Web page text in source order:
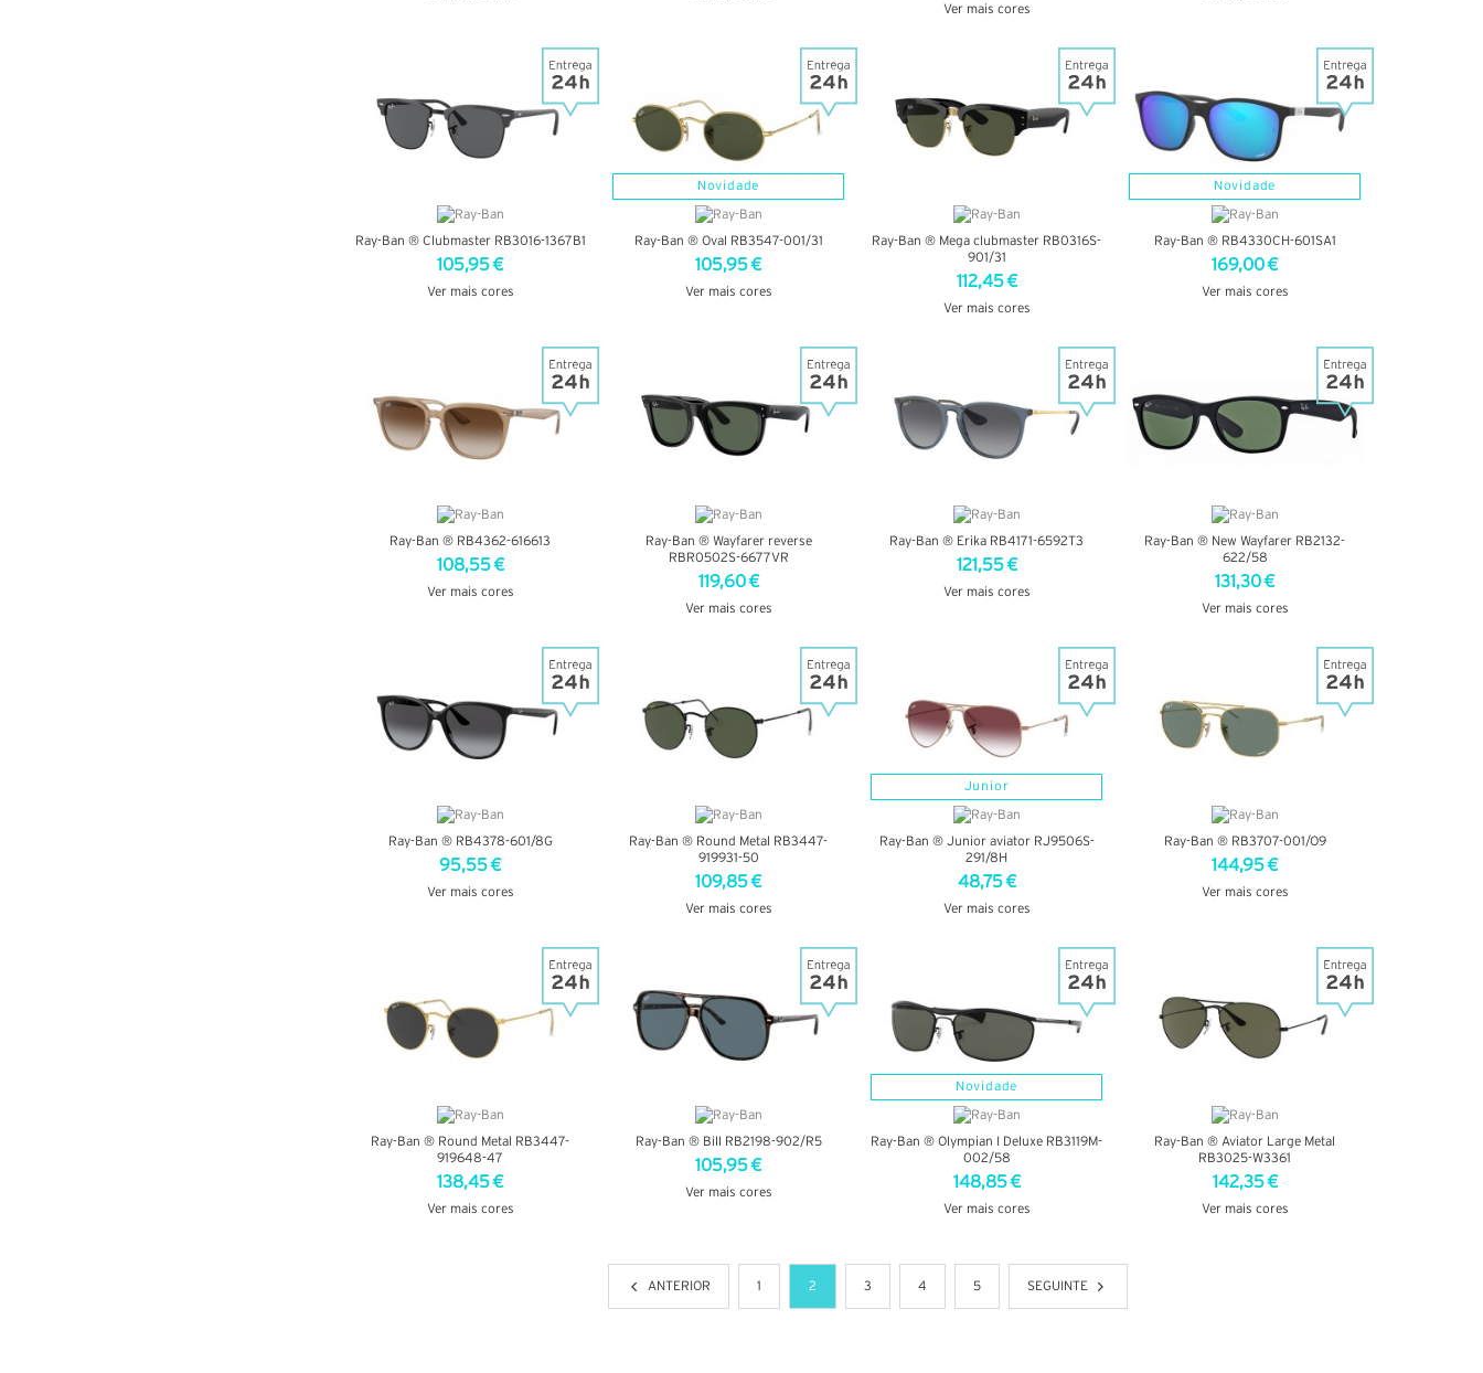
Ver mais cores
Ray-Ban ® Clubmaster RB3016-1367B1
105,95 €
Ver mais cores
Novidade
Ray-Ban ® Oval RB3547-001/31
105,95 €
Ver mais cores
Ray-Ban ® Mega clubmaster RB0316S-
901/31
112,45 €
Ver mais cores
Novidade
Ray-Ban ® RB4330CH-601SA1
169,00 €
Ver mais cores
Ray-Ban ® RB4362-616613
108,55 €
Ver mais cores
Ray-Ban ® Wayfarer reverse
RBR0502S-6677VR
119,60 €
Ver mais cores
Ray-Ban ® Erika RB4171-6592T3
121,55 €
Ver mais cores
Ray-Ban ® New Wayfarer RB2132-
622/58
131,30 €
Ver mais cores
Ray-Ban ® RB4378-601/8G
95,55 €
Ver mais cores
Ray-Ban ® Round Metal RB3447-
919931-50
109,85 €
Ver mais cores
Junior
Ray-Ban ® Junior aviator RJ9506S-
291/8H
48,75 €
Ver mais cores
Ray-Ban ® RB3707-001/O9
144,95 €
Ver mais cores
Ray-Ban ® Round Metal RB3447-
919648-47
138,45 €
Ver mais cores
Ray-Ban ® Bill RB2198-902/R5
105,95 €
Ver mais cores
Novidade
Ray-Ban ® Olympian I Deluxe RB3119M-
002/58
148,85 €
Ver mais cores
Ray-Ban ® Aviator Large Metal
RB3025-W3361
142,35 €
Ver mais cores
ANTERIOR 1 2 3 4 5 SEGUINTE